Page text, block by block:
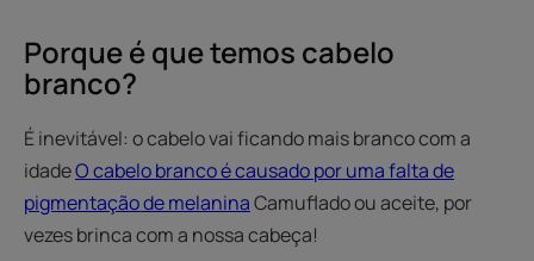
Porque é que temos cabelo
branco?
É inevitável: o cabelo vai ficando mais branco com a
idadeO cabelo branco é causado por uma falta de
pigmentação de melaninaCamuflado ou aceite, por
vezes brinca com a nossa cabeça!